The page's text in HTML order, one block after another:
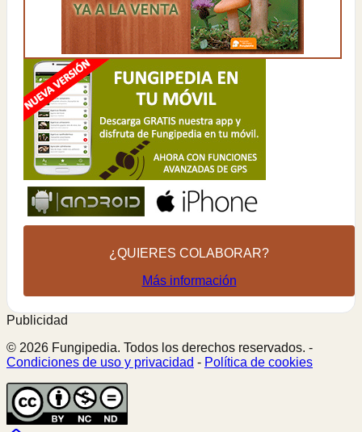
¿QUIERES COLABORAR?
Más información
Publicidad
© 2026 Fungipedia. Todos los derechos reservados. -
Condiciones de uso y privacidad - Política de cookies